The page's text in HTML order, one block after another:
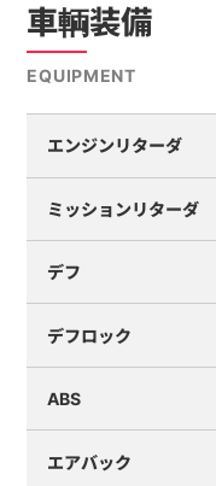
車輌装備
EQUIPMENT
エンジンリターダ
ミッションリターダ
デフ
デフロック
ABS
エアバック